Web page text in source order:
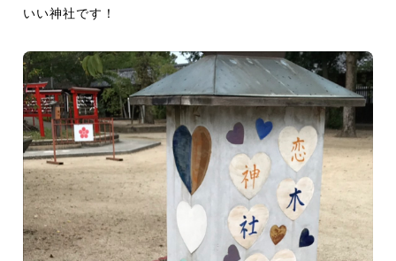
いい神社です！